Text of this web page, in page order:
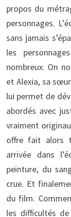
propos du
personnages.
sans jamais
les
nombreux. On
et Alexia, sa
lui permet de
abordés avec
vraiment
offre fait alors
arrivée dans
peinture, du
crue. Et
du film.
les difficultés